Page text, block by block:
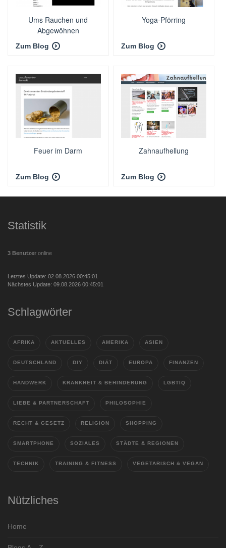
Ums Rauchen und
Abgewöhnen
Zum Blog
Yoga-Pförring
Zum Blog
Feuer im Darm
Zum Blog
Zahnaufhellung
Zum Blog
Statistik
3 Benutzer online
Letztes Update: 02.08.2026 00:45:01
Nächstes Update: 09.08.2026 00:45:01
Schlagwörter
AFRIKA AKTUELLES AMERIKA ASIEN
DEUTSCHLAND DIY DIÄT EUROPA FINANZEN
HANDWERK KRANKHEIT & BEHINDERUNG LGBTIQ
LIEBE & PARTNERSCHAFT PHILOSOPHIE
RECHT & GESETZ RELIGION SHOPPING
SMARTPHONE SOZIALES STÄDTE & REGIONEN
TECHNIK TRAINING & FITNESS VEGETARISCH & VEGAN
Nützliches
Home